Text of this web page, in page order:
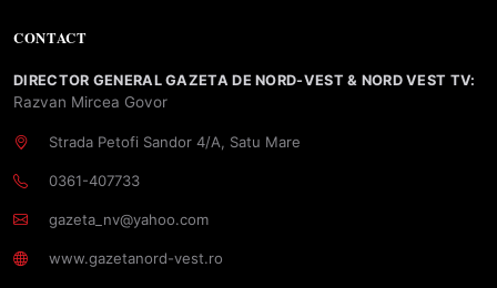
CONTACT
DIRECTOR GENERAL GAZETA DE NORD-VEST & NORD VEST TV:
Razvan Mircea Govor
Strada Petofi Sandor 4/A, Satu Mare
0361-407733
gazeta_nv@yahoo.com
www.gazetanord-vest.ro